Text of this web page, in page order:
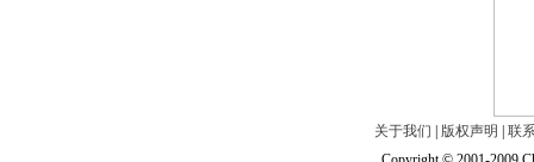
关于我们 版权声明
联